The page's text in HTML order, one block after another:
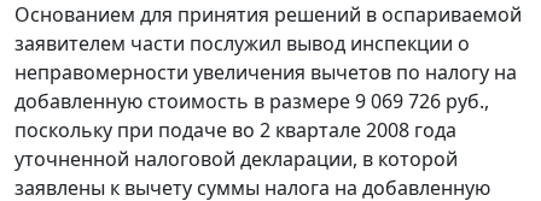
Основанием для принятия решений в оспариваемой
заявителем части послужил вывод инспекции о
неправомерности увеличения вычетов по налогу на
добавленную стоимость в размере 9 069 726 руб.,
поскольку при подаче во 2 квартале 2008 года
уточненной налоговой декларации, в которой
заявлены к вычету суммы налога на добавленную